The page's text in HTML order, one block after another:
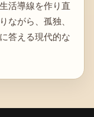
活導線を作り直
ながら、孤独、
答える現代的な